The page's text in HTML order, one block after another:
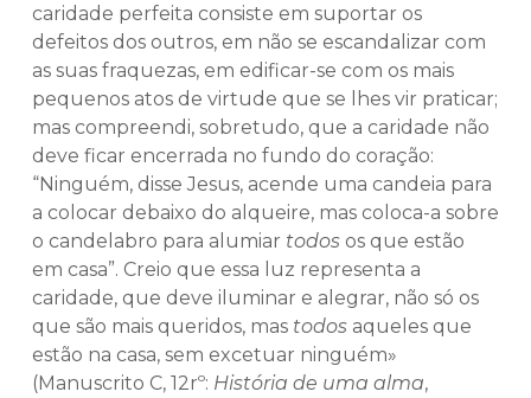
caridade perfeita consiste em suportar os
defeitos dos outros, em não se escandalizar com
as suas fraquezas, em edificar-se com os mais
pequenos atos de virtude que se lhes vir praticar;
mas compreendi, sobretudo, que a caridade não
deve ficar encerrada no fundo do coração:
“Ninguém, disse Jesus, acende uma candeia para
a colocar debaixo do alqueire, mas coloca-a sobre
o candelabro para alumiar todos os que estão
em casa”. Creio que essa luz representa a
caridade, que deve iluminar e alegrar, não só os
que são mais queridos, mas todos aqueles que
estão na casa, sem excetuar ninguém»
(Manuscrito C, 12rº: História de uma alma,